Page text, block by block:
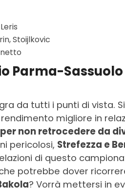
Stoijlkovic
Parma-
da tutti i punti di vista.
migliore in
non retrocedere da
pericolosi, Strefezza e
di questo
potrebbe dover
? Vorrà mettersi in